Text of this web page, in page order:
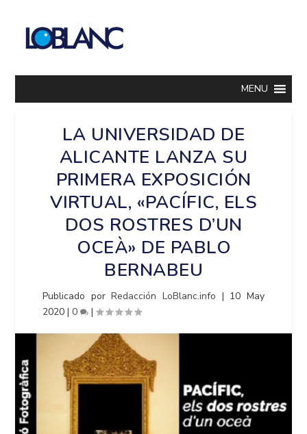
MENU
LA UNIVERSIDAD DE
ALICANTE LANZA SU
PRIMERA EXPOSICIÓN
VIRTUAL, «PACÍFIC, ELS
DOS ROSTRES D’UN
OCEÀ» DE PABLO
BERNABEU
Publicado porRedacción LoBlanc.info | 10 May
2020 |0 |